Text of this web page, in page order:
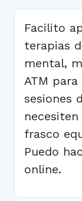
Facilito
terapias
mental,
ATM
sesiones
frasco
Puedo
online.